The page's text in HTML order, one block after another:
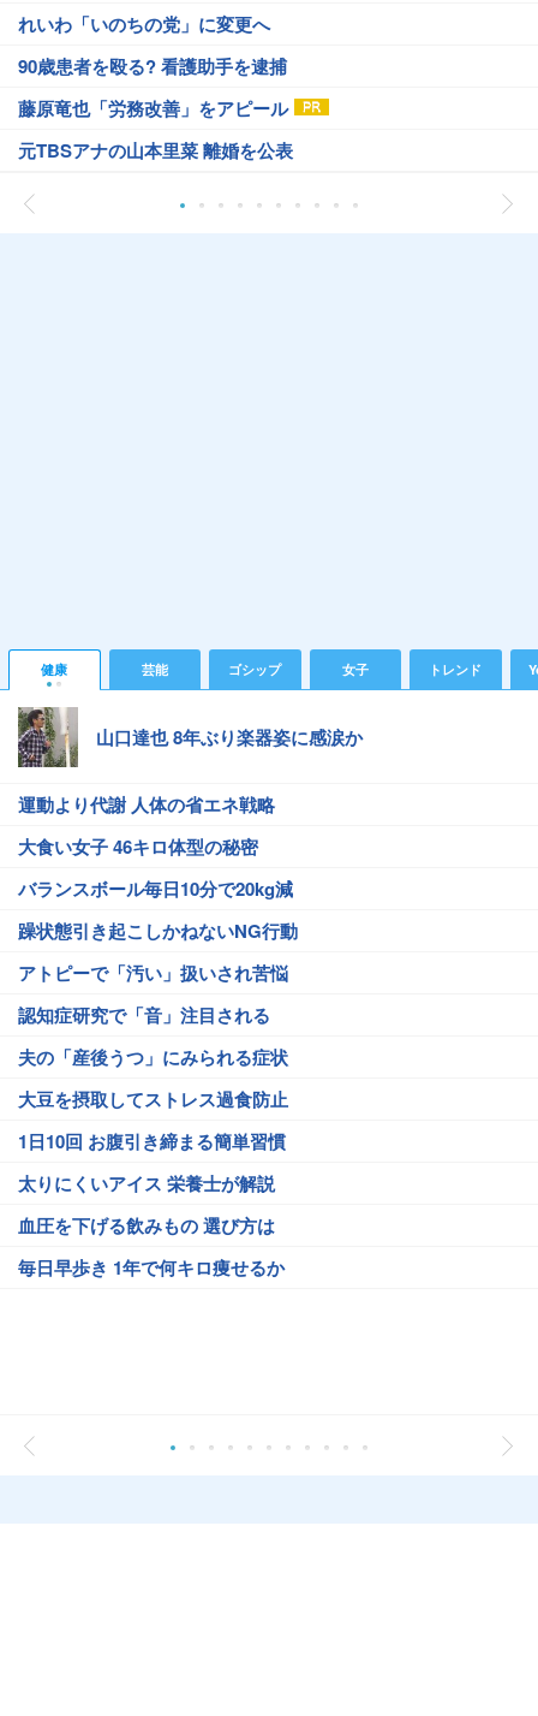
れいわ「いのちの党」に変更へ
90歳患者を殴る? 看護助手を逮捕
藤原竜也「労務改善」をアピール
元TBSアナの山本里菜 離婚を公表
健康 芸能 ゴシップ 女子 トレンド
山口達也 8年ぶり楽器姿に感涙か
運動より代謝 人体の省エネ戦略
大食い女子 46キロ体型の秘密
バランスボール毎日10分で20kg減
躁状態引き起こしかねないNG行動
アトピーで「汚い」扱いされ苦悩
認知症研究で「音」注目される
夫の「産後うつ」にみられる症状
大豆を摂取してストレス過食防止
1日10回 お腹引き締まる簡単習慣
太りにくいアイス 栄養士が解説
血圧を下げる飲みもの 選び方は
毎日早歩き 1年で何キロ痩せるか